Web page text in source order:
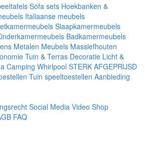
Sofa sets Hoekbanken &
Italiaanse meubels
Slaapkamermeubels
Badkamermeubels
Metalen Meubels Massiefhouten
Tuin & Terras Decoratie Licht &
Camping Whirlpool STERK AFGEPRIJSD
Tuin speeltoestellen Aanbieding
Social Media Video Shop
FAQ